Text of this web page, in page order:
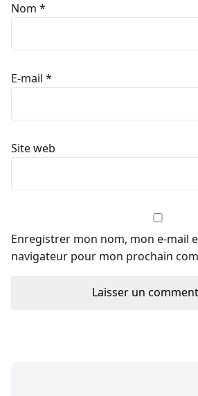
Nom *
E-mail *
Site web
Enregistrer mon nom, mon e-mail
navigateur pour mon prochain